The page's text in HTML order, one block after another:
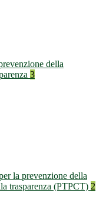
della
3
la prevenzione della
trasparenza (PTPCT) 2